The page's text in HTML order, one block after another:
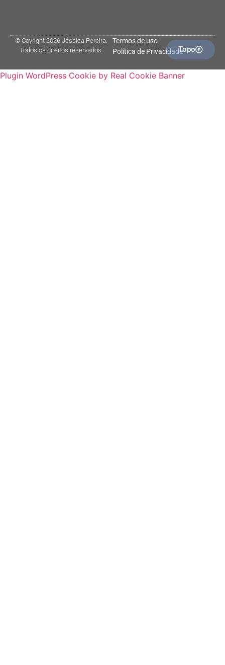
© Coyright 2026 Jéssica Pereira.
Todos os direitos reservados.
Termos de uso
Política de PrivacidadeTopo
Plugin WordPress Cookie by Real Cookie Banner